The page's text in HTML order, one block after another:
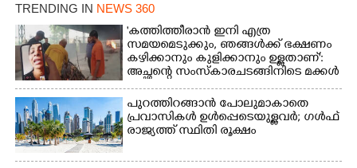
TRENDING IN NEWS 360
'കത്തിത്തീരാൻ ഇനി എത്ര
സമയമെടുക്കും, ഞങ്ങൾക്ക് ഭക്ഷണം
കഴിക്കാനും കുളിക്കാനും ഉള്ളതാണ്':
അച്ഛന്റെ സംസ്കാരചടങ്ങിനിടെ മക്കൾ
പുറത്തിറങ്ങാൻ പോലുമാകാതെ
പ്രവാസികൾ ഉൾപ്പെടെയുള്ളവർ; ഗൾഫ്
രാജ്യത്ത് സ്ഥിതി രൂക്ഷം